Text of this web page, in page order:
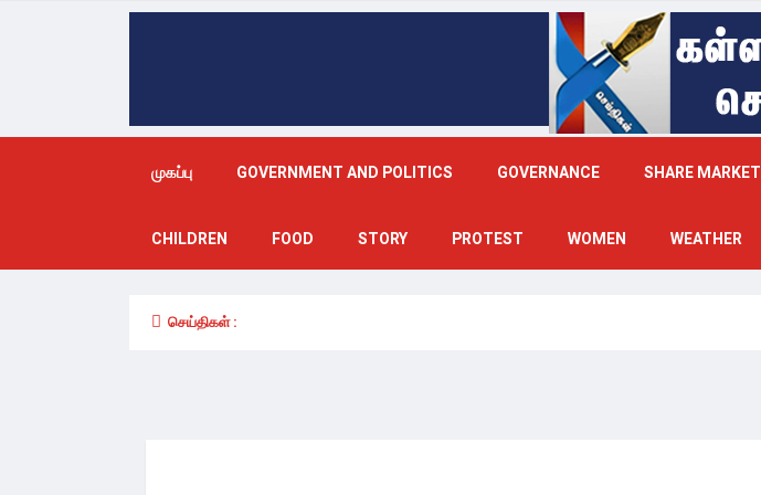
முகப்பு GOVERNMENT AND POLITICS GOVERNANCE SHARE MARKET
CHILDREN FOOD STORY PROTEST WOMEN WEATHER
செய்திகள் :